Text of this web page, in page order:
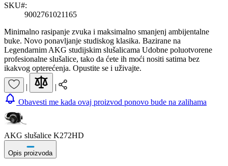
SKU#:
9002761021165
Minimalno rasipanje zvuka i maksimalno smanjenj ambijentalne
buke. Novo ponavljanje studiskog klasika. Bazirane na
Legendarnim AKG studijskim slušalicama Udobne poluotvorene
profesionalne slušalice, tako da ćete ih moći nositi satima bez
ikakvog opterećenja. Opustite se i uživajte.
|
|
Obavesti me kada ovaj proizvod ponovo bude na zalihama
AKG slušalice K272HD
Opis proizvoda